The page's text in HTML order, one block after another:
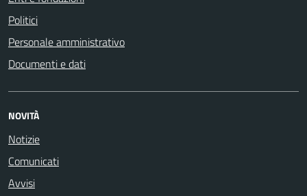
Politici
Personale amministrativo
Documenti e dati
NOVITÀ
Notizie
Comunicati
Avvisi